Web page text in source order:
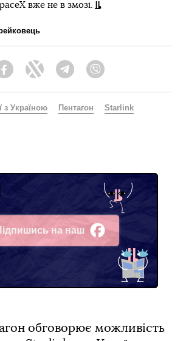
вже не в змозі.
FacebookTwitter Telegram
з Україною Пентагон
Starlink
на наш
Facebook
обговорює можливість